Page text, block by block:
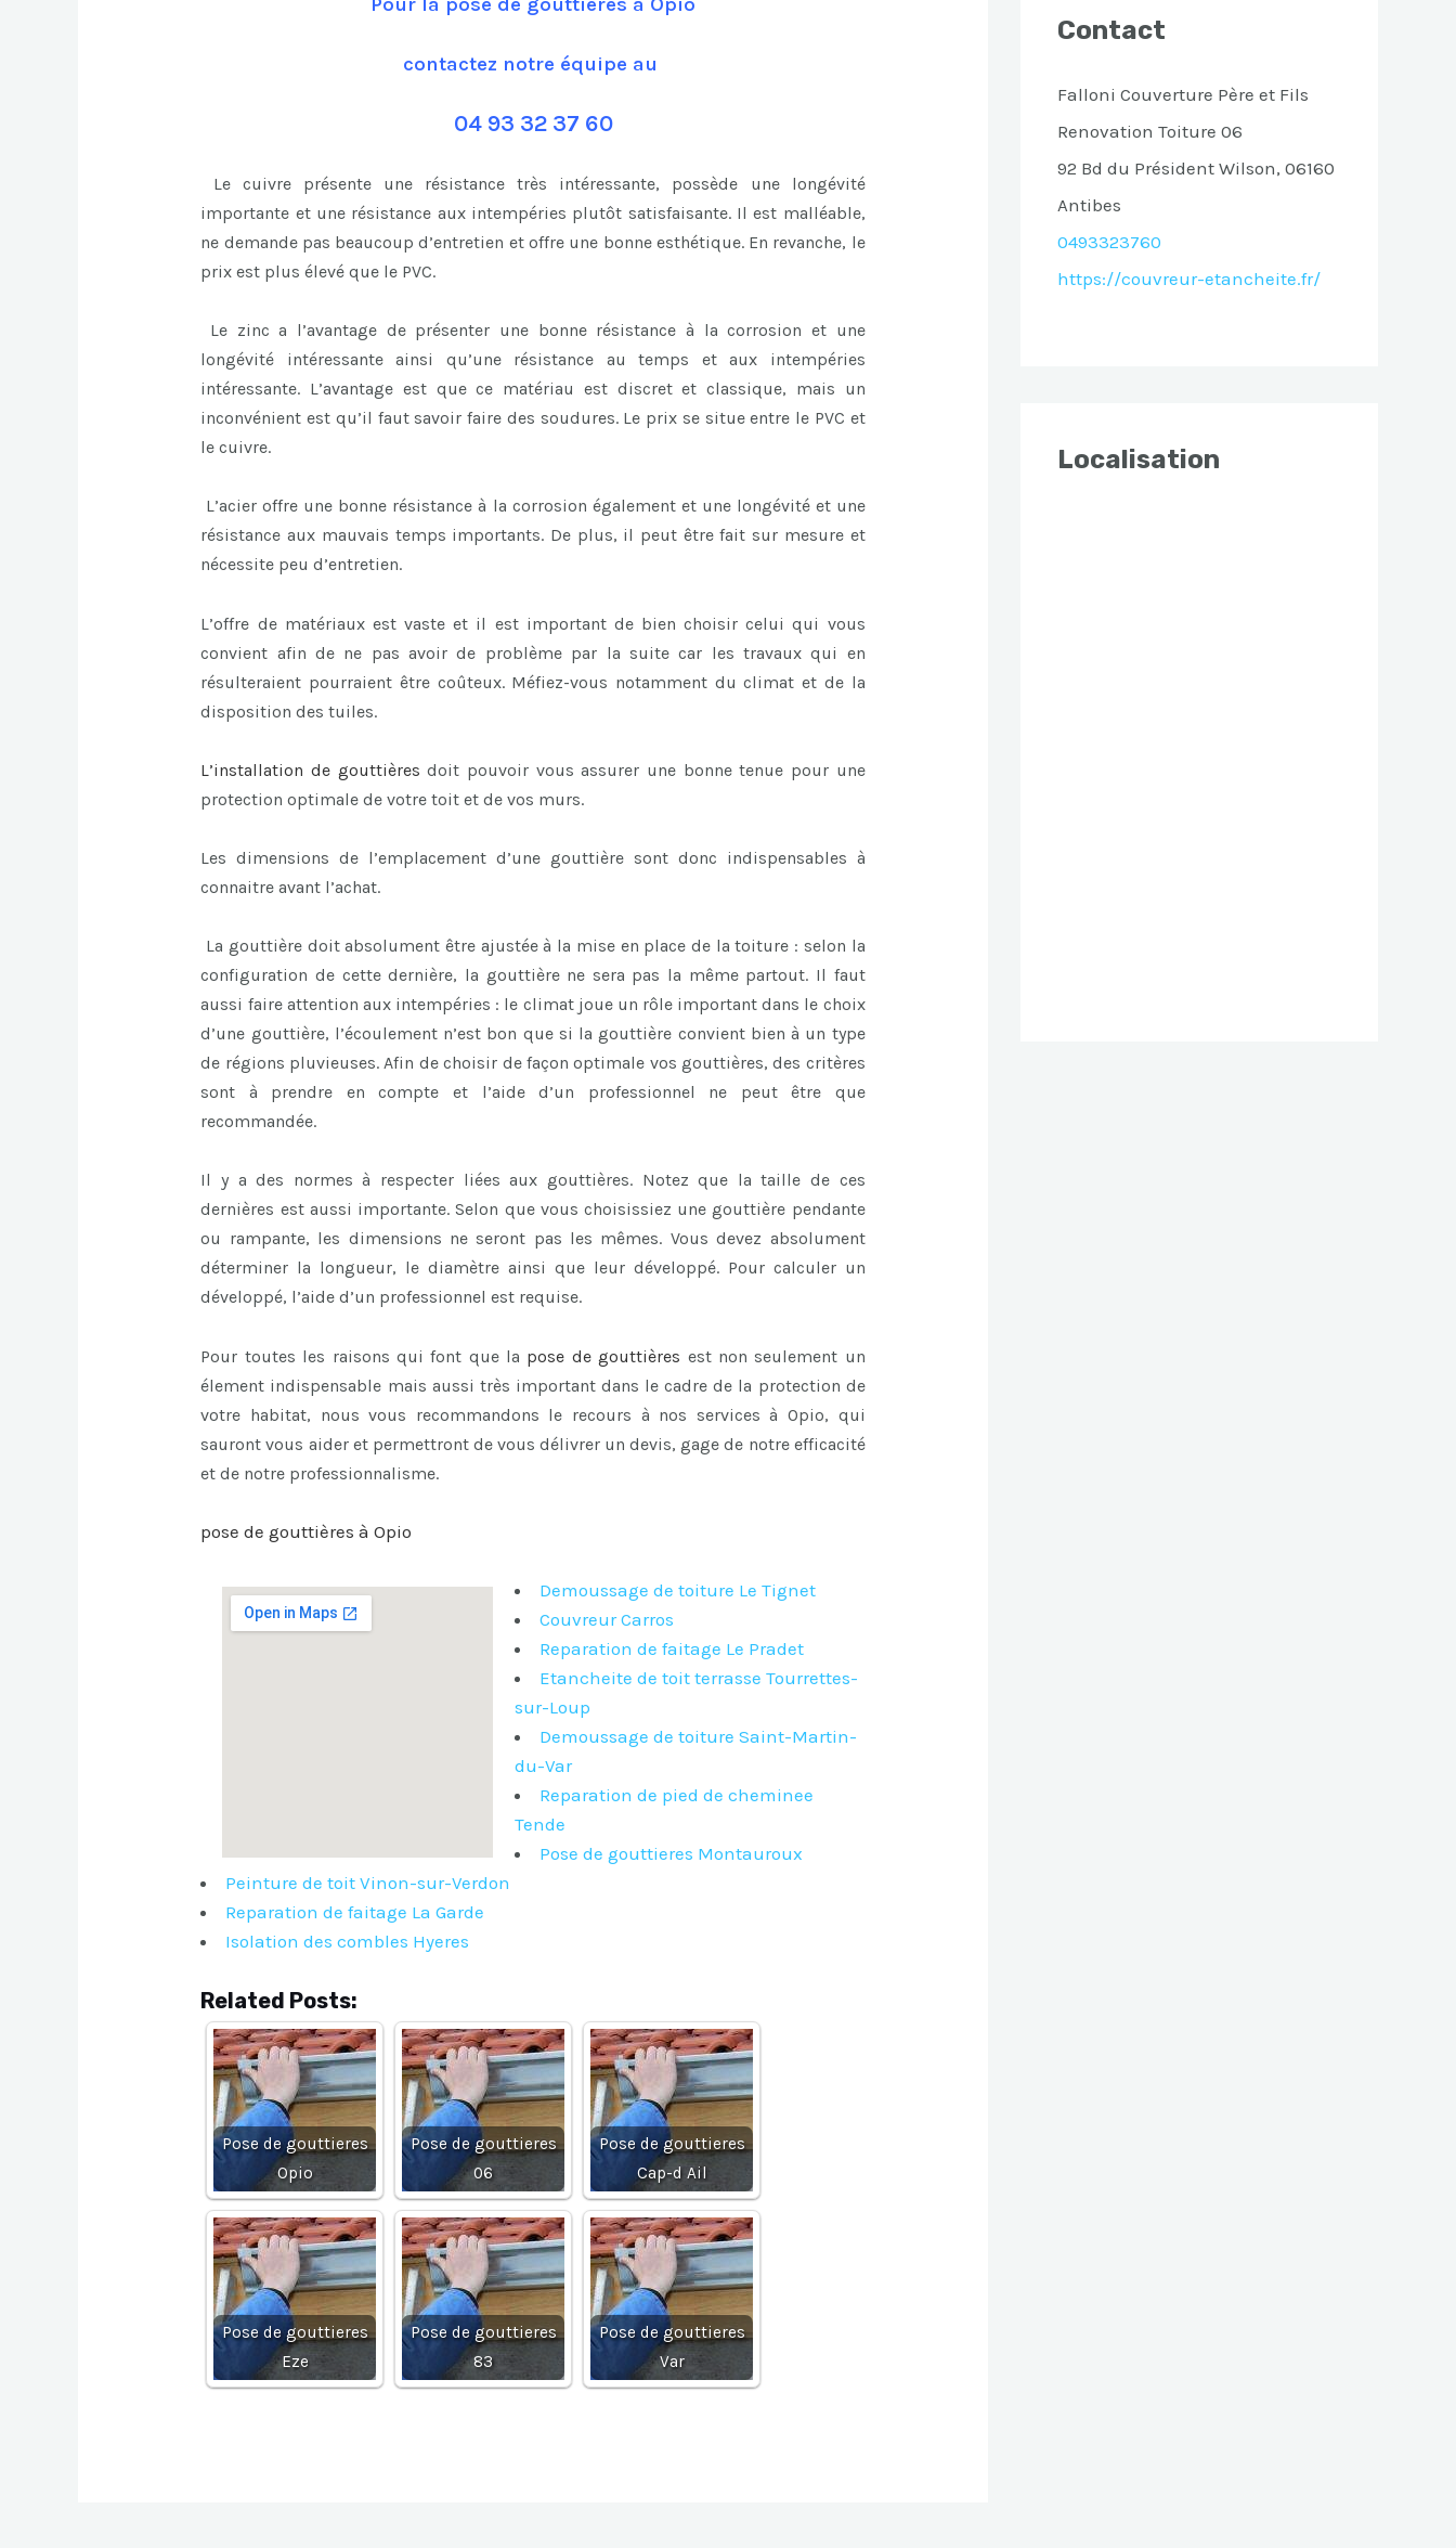
Pour la pose de gouttières à Opio
contactez notre équipe au
04 93 32 37 60
Le cuivre présente une résistance très intéressante, possède une longévité
importante et une résistance aux intempéries plutôt satisfaisante. Il est malléable,
ne demande pas beaucoup d’entretien et offre une bonne esthétique. En revanche, le
prix est plus élevé que le PVC.
Le zinc a l’avantage de présenter une bonne résistance à la corrosion et une
longévité intéressante ainsi qu’une résistance au temps et aux intempéries
intéressante. L’avantage est que ce matériau est discret et classique, mais un
inconvénient est qu’il faut savoir faire des soudures. Le prix se situe entre le PVC et
le cuivre.
L’acier offre une bonne résistance à la corrosion également et une longévité et une
résistance aux mauvais temps importants. De plus, il peut être fait sur mesure et
nécessite peu d’entretien.
L’offre de matériaux est vaste et il est important de bien choisir celui qui vous
convient afin de ne pas avoir de problème par la suite car les travaux qui en
résulteraient pourraient être coûteux. Méfiez-vous notamment du climat et de la
disposition des tuiles.
L’installation de gouttières doit pouvoir vous assurer une bonne tenue pour une
protection optimale de votre toit et de vos murs.
Les dimensions de l’emplacement d’une gouttière sont donc indispensables à
connaitre avant l’achat.
La gouttière doit absolument être ajustée à la mise en place de la toiture : selon la
configuration de cette dernière, la gouttière ne sera pas la même partout. Il faut
aussi faire attention aux intempéries : le climat joue un rôle important dans le choix
d’une gouttière, l’écoulement n’est bon que si la gouttière convient bien à un type
de régions pluvieuses. Afin de choisir de façon optimale vos gouttières, des critères
sont à prendre en compte et l’aide d’un professionnel ne peut être que
recommandée.
Il y a des normes à respecter liées aux gouttières. Notez que la taille de ces
dernières est aussi importante. Selon que vous choisissiez une gouttière pendante
ou rampante, les dimensions ne seront pas les mêmes. Vous devez absolument
déterminer la longueur, le diamètre ainsi que leur développé. Pour calculer un
développé, l’aide d’un professionnel est requise.
Pour toutes les raisons qui font que la pose de gouttières est non seulement un
élement indispensable mais aussi très important dans le cadre de la protection de
votre habitat, nous vous recommandons le recours à nos services à Opio, qui
sauront vous aider et permettront de vous délivrer un devis, gage de notre efficacité
et de notre professionnalisme.
pose de gouttières à Opio
Demoussage de toiture Le Tignet
Couvreur Carros
Reparation de faitage Le Pradet
Etancheite de toit terrasse Tourrettes-
sur-Loup
Demoussage de toiture Saint-Martin-
du-Var
Reparation de pied de cheminee
Tende
Pose de gouttieres Montauroux
Peinture de toit Vinon-sur-Verdon
Reparation de faitage La Garde
Isolation des combles Hyeres
Related Posts:
Pose de gouttieres
Opio
Pose de gouttieres
06
Pose de gouttieres
Cap-d Ail
Pose de gouttieres
Eze
Pose de gouttieres
83
Pose de gouttieres
Var
Contact
Falloni Couverture Père et Fils
Renovation Toiture 06
92 Bd du Président Wilson, 06160
Antibes
0493323760
https://couvreur-etancheite.fr/
Localisation